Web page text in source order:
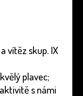
vítěz skup. IX
plavec;
s námi